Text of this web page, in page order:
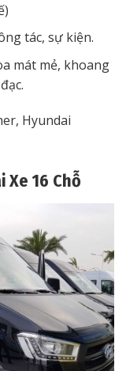
tác, sự kiện.
mát mẻ, khoang
Hyundai
Xe 16 Chỗ